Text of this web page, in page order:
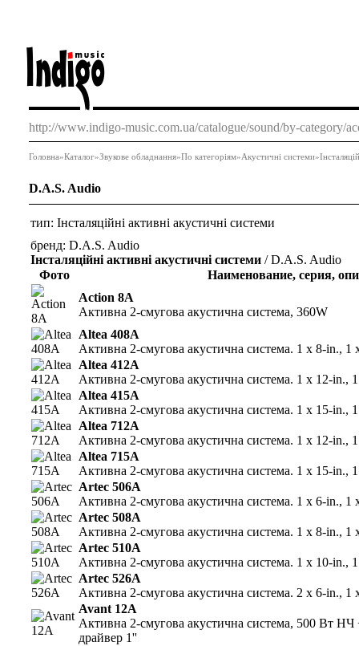
http://www.indigo-music.com.ua/catalogue/sound/by-category/
Головна»Каталог»Звукове обладнання»По категоріям»Акустичні системи»
D.A.S. Audio
тип: Інсталяційні активні акустичні системи
бренд: D.A.S. Audio
Інсталяційні активні акустичні системи / D.A.S. Audio
Фото
Наименование, серия,
Action 8A
Активна 2-смугова акустична система, 360W
Altea 408A
Активна 2-смугова акустична система. 1 x 8-in., 1
Altea 412A
Активна 2-смугова акустична система. 1 x 12-in.,
Altea 415A
Активна 2-смугова акустична система. 1 x 15-in.,
Altea 712A
Активна 2-смугова акустична система. 1 x 12-in.,
Altea 715A
Активна 2-смугова акустична система. 1 x 15-in.,
Artec 506A
Активна 2-смугова акустична система. 1 x 6-in.,
Artec 508A
Активна 2-смугова акустична система. 1 x 8-in.,
Artec 510A
Активна 2-смугова акустична система. 1 x 10-in.,
Artec 526A
Активна 2-смугова акустична система. 2 x 6-in.,
Avant 12A
Активна 2-смугова акустична система, 500 Вт
драйвер 1''